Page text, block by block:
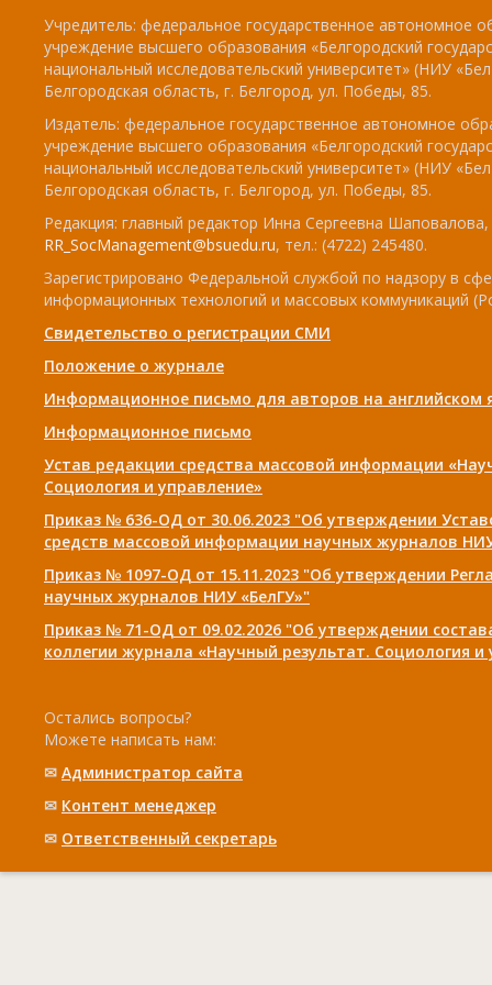
Учредитель: федеральное государственное автономное
учреждение высшего образования «Белгородский
национальный исследовательский университет» (НИУ
Белгородская область, г. Белгород, ул. Победы, 85.
Издатель: федеральное государственное автономное
учреждение высшего образования «Белгородский
национальный исследовательский университет» (НИУ
Белгородская область, г. Белгород, ул. Победы, 85.
Редакция: главный редактор Инна Сергеевна
RR_SocManagement@bsuedu.ru, тел.: (4722) 245480.
Зарегистрировано Федеральной службой по надзору в
информационных технологий и массовых коммуникаций
Свидетельство о регистрации СМИ
Положение о журнале
Информационное письмо для авторов на английском
Информационное письмо
Устав редакции средства массовой информации
Социология и управление»
Приказ № 636-ОД от 30.06.2023 "Об утверждении
средств массовой информации научных журналов
Приказ № 1097-ОД от 15.11.2023 "Об утверждении
научных журналов НИУ «БелГУ»"
Приказ № 71-ОД от 09.02.2026 "Об утверждении
коллегии журнала «Научный результат. Социология и
Остались вопросы?
Можете написать нам:
✉ Администратор сайта
✉ Контент менеджер
✉ Ответственный cекретарь